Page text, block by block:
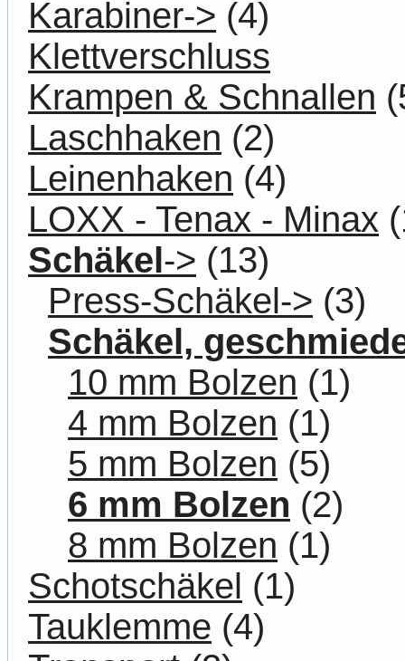
Karabiner-> (4)
Klettverschluss
Krampen & Schnallen
Laschhaken (2)
Leinenhaken (4)
LOXX - Tenax - Minax
Schäkel-> (13)
Press-Schäkel-> (3)
Schäkel,
10 mm Bolzen (1)
4 mm Bolzen (1)
5 mm Bolzen (5)
6 mm Bolzen (2)
8 mm Bolzen (1)
Schotschäkel (1)
Tauklemme (4)